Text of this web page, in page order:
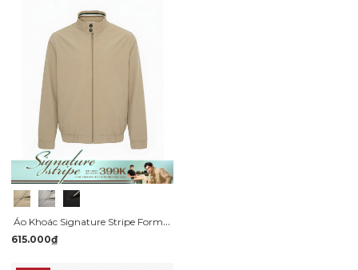
Áo Khoác Signature Stripe Form Regular AK080
615.000₫